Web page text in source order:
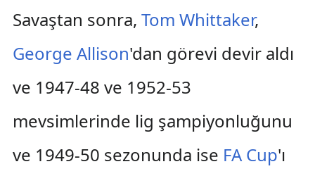
Savaştan sonra, Tom Whittaker,
George Allison'dan görevi devir aldı
ve 1947-48 ve 1952-53
mevsimlerinde lig şampiyonluğunu
ve 1949-50 sezonunda ise FA Cup'ı